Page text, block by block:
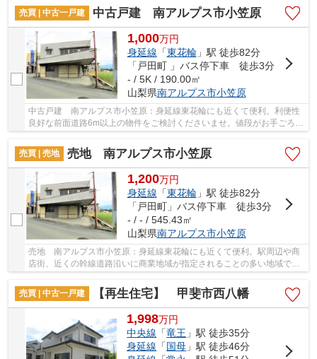
売買 | 中古一戸建
中古戸建 南アルプス市小笠原
1,000万円
身延線 「東花輪 」駅 徒歩82分
「戸田町 」バス停下車 徒歩3分
- / 5K / 190.00㎡
山梨県南アルプス市小笠原
中古戸建 南アルプス市小笠原：身延線東花輪にも近くて便利。利便性
良好な前面道路6m以上の物件をご検討くださいませ。値段がお手ごろな
中古戸建てはいかがでしょうか。＆ Life スカ...
売買 | 売地
売地 南アルプス市小笠原
1,200万円
身延線 「東花輪 」駅 徒歩82分
「戸田町」バス停下車 徒歩3分
- / - / 545.43㎡
山梨県南アルプス市小笠原
売地 南アルプス市小笠原：身延線東花輪にも近くて便利。駅周辺や商
店街、近くの幹線道路沿いに商業地域が指定されることの多い地域で
す。周辺環境が充実している在宅用地です。こち...
売買 | 中古一戸建
【再生住宅】 甲斐市西八幡
1,998万円
中央線 「竜王 」駅 徒歩35分
身延線 「国母 」駅 徒歩46分